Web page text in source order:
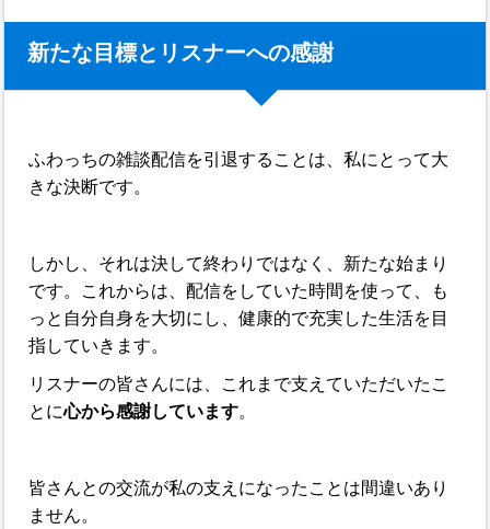
新たな目標とリスナーへの感謝
ふわっちの雑談配信を引退することは、私にとって大
きな決断です。
しかし、それは決して終わりではなく、新たな始まり
です。これからは、配信をしていた時間を使って、も
っと自分自身を大切にし、健康的で充実した生活を目
指していきます。
リスナーの皆さんには、これまで支えていただいたこ
とに心から感謝しています。
皆さんとの交流が私の支えになったことは間違いあり
ません。